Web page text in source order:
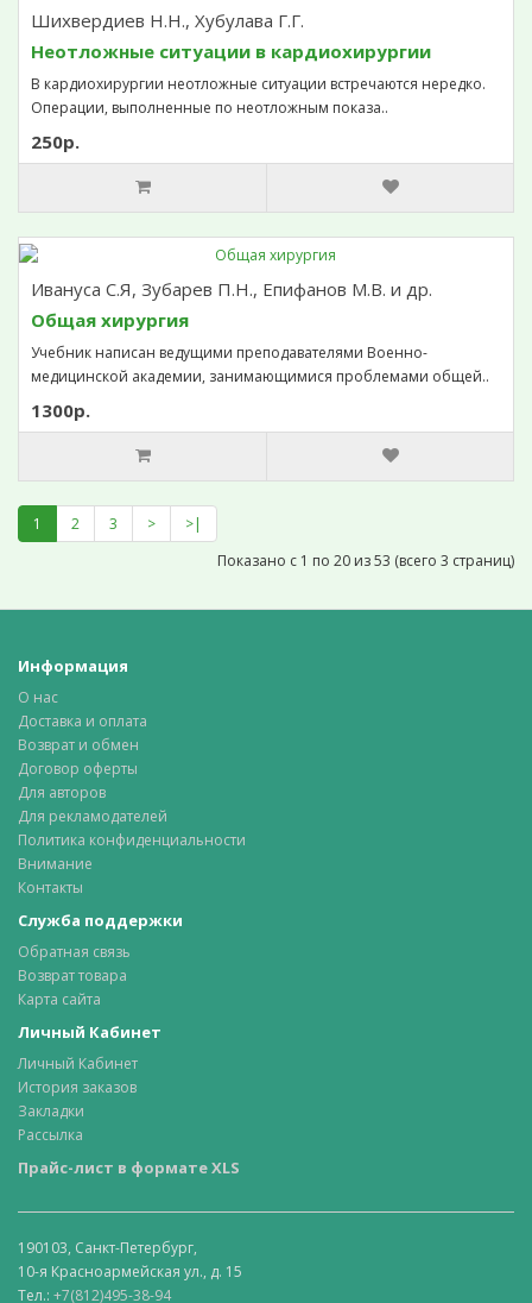
Шихвердиев Н.Н., Хубулава Г.Г.
Неотложные ситуации в кардиохирургии
В кардиохирургии неотложные ситуации встречаются нередко.
Операции, выполненные по неотложным показа..
250р.
Ивануса С.Я, Зубарев П.Н., Епифанов М.В. и др.
Общая хирургия
Учебник написан ведущими преподавателями Военно-
медицинской академии, занимающимися проблемами общей..
1300р.
1 2 3 >
>|
Показано с 1 по 20 из 53 (всего 3 страниц)
Информация
О нас
Доставка и оплата
Возврат и обмен
Договор оферты
Для авторов
Для рекламодателей
Политика конфиденциальности
Внимание
Контакты
Служба поддержки
Обратная связь
Возврат товара
Карта сайта
Личный Кабинет
Личный Кабинет
История заказов
Закладки
Рассылка
Прайс-лист в формате XLS
190103, Санкт-Петербург,
10-я Красноармейская ул., д. 15
Тел.: +7(812)495-38-94